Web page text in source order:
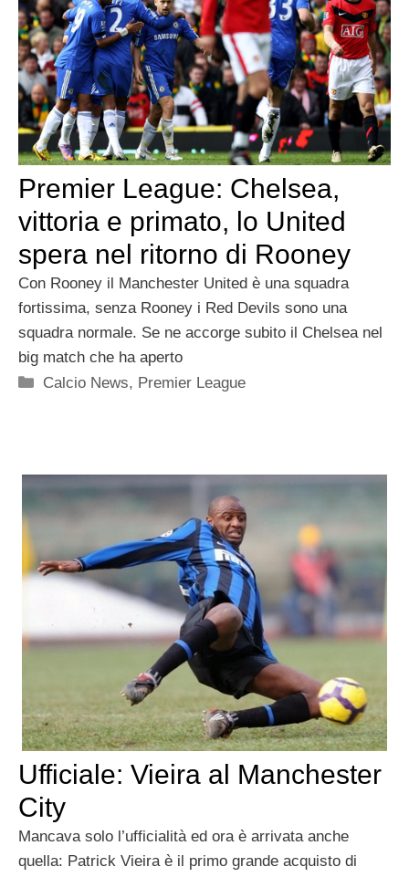
Premier League: Chelsea,
vittoria e primato, lo United
spera nel ritorno di Rooney
Con Rooney il Manchester United è una squadra
fortissima, senza Rooney i Red Devils sono una
squadra normale. Se ne accorge subito il Chelsea nel
big match che ha aperto
Categorie
Calcio News, Premier League
Ufficiale: Vieira al Manchester
City
Mancava solo l’ufficialità ed ora è arrivata anche
quella: Patrick Vieira è il primo grande acquisto di